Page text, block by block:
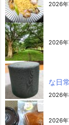
2026年
2026年
な日
2026年
2026年